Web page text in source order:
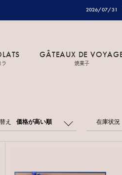
2026/07/31
ラ
GÂTEAUX DE
焼菓子
え 価格が高い順 在庫状況